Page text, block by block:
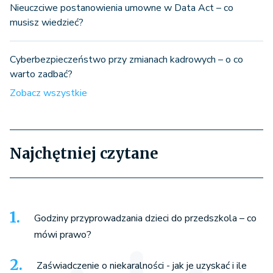
Nieuczciwe postanowienia umowne w Data Act – co
musisz wiedzieć?
Cyberbezpieczeństwo przy zmianach kadrowych – o co
warto zadbać?
Zobacz wszystkie
Najchętniej czytane
Godziny przyprowadzania dzieci do przedszkola – co
mówi prawo?
Zaświadczenie o niekaralności - jak je uzyskać i ile